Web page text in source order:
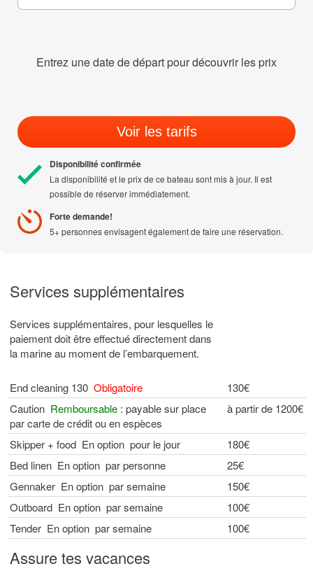
Entrez une date de départ pour découvrir les prix
Voir les tarifs
Disponibilité confirmée
La disponibilité et le prix de ce bateau sont mis à jour. Il est
possible de réserver immédiatement.
Forte demande!
5+ personnes envisagent également de faire une réservation.
Services supplémentaires
Services supplémentaires, pour lesquelles le
paiement doit être effectué directement dans
la marine au moment de l’embarquement.
End cleaning 130 Obligatoire
130€
Caution Remboursable : payable sur place
par carte de crédit ou en espèces
à partir de 1200€
Skipper + food En option pour le jour
180€
Bed linen En option par personne
25€
Gennaker En option par semaine
150€
Outboard En option par semaine
100€
Tender En option par semaine
100€
Assure tes vacances